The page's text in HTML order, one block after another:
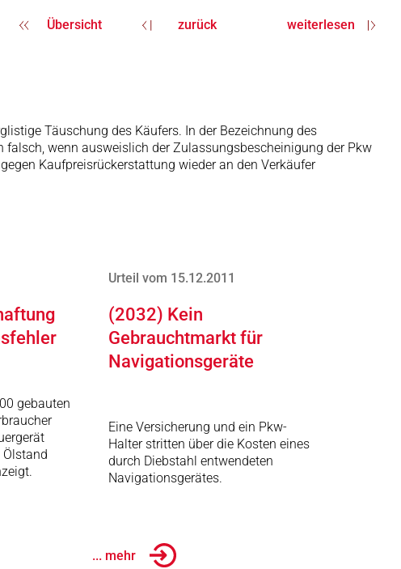
Übersicht zurück weiterlesen
Täuschung des Käufers. In der Bezeichnung des
wenn ausweislich der Zulassungsbescheinigung der Pkw
Kaufpreisrückerstattung wieder an den Verkäufer
gebauten
Urteil vom 15.12.2011
(2032) Kein
Gebrauchtmarkt für
Navigationsgeräte
Eine Versicherung und ein Pkw-
Halter stritten über die Kosten eines
durch Diebstahl entwendeten
Navigationsgerätes.
... mehr